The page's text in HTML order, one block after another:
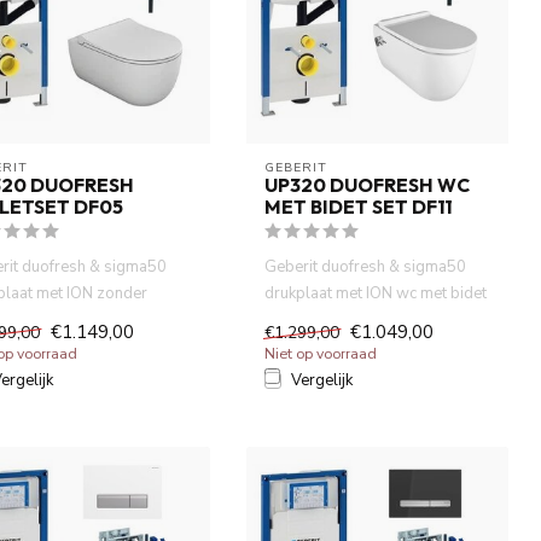
DUOFRESH
DF05
duofresh & sigma50
met ION zonder
wandcloset mat
€1.149,00
voorraad
GEBERIT
UP320 DUOFRESH WC
MET BIDET SET DF11
Geberit duofresh & sigma50
drukplaat met ION wc met bidet
wandcloset .Incl. Alle...
€1.299,00 €1.049,00
Niet op voorraad
Vergelijk